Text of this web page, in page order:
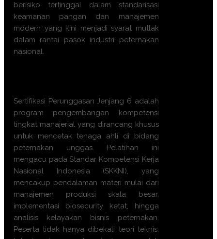
berisiko tertinggal dalam standarisasi
keamanan pangan dan manajemen
modern yang kini menjadi syarat mutlak
dalam rantai pasok industri peternakan
nasional.
Sertifikasi Perunggasan Jenjang 6 adalah
program pengembangan kompetensi
tingkat manajerial yang dirancang khusus
untuk mencetak tenaga ahli di bidang
peternakan unggas. Pelatihan ini
mengacu pada Standar Kompetensi Kerja
Nasional Indonesia (SKKNI), yang
mencakup pendalaman materi mulai dari
manajemen produksi skala besar,
implementasi biosecurity ketat, hingga
analisis kelayakan bisnis peternakan.
Peserta tidak hanya dibekali teori teknis,